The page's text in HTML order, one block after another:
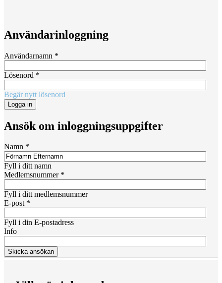
Användarinloggning
Användarnamn *
Lösenord *
Begär nytt lösenord
Ansök om inloggningsuppgifter
Namn *
Fyll i ditt namn
Medlemsnummer *
Fyll i ditt medlemsnummer
E-post *
Fyll i din E-postadress
Info